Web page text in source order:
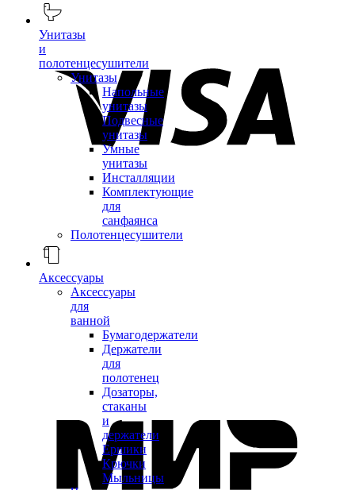
Унитазы
и
полотенцесушители
Унитазы
Напольные
унитазы
Подвесные
унитазы
Умные
унитазы
Инсталляции
Комплектующие
для
санфаянса
Полотенцесушители
Аксессуары
Аксессуары
для
ванной
Бумагодержатели
Держатели
для
полотенец
Дозаторы,
стаканы
и
держатели
Ершики
Крючки
Мыльницы